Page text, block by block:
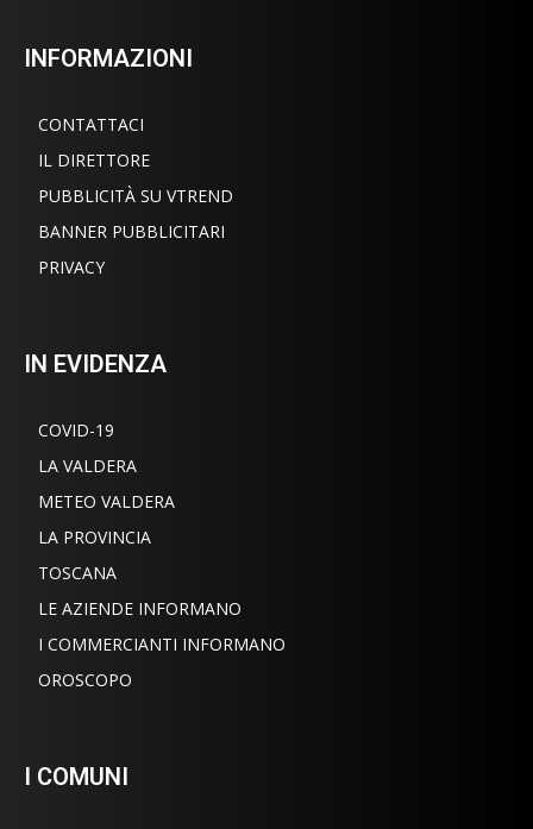
INFORMAZIONI
CONTATTACI
IL DIRETTORE
PUBBLICITÀ SU VTREND
BANNER PUBBLICITARI
PRIVACY
IN EVIDENZA
COVID-19
LA VALDERA
METEO VALDERA
LA PROVINCIA
TOSCANA
LE AZIENDE INFORMANO
I COMMERCIANTI INFORMANO
OROSCOPO
I COMUNI